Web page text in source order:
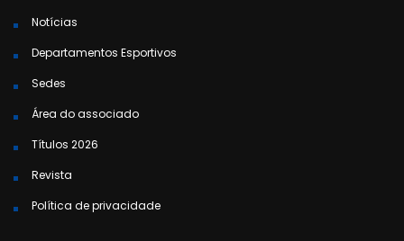
Notícias
Departamentos Esportivos
Sedes
Área do associado
Títulos 2026
Revista
Política de privacidade